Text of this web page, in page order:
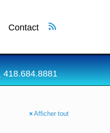
Contact
418.684.8881
Afficher tout